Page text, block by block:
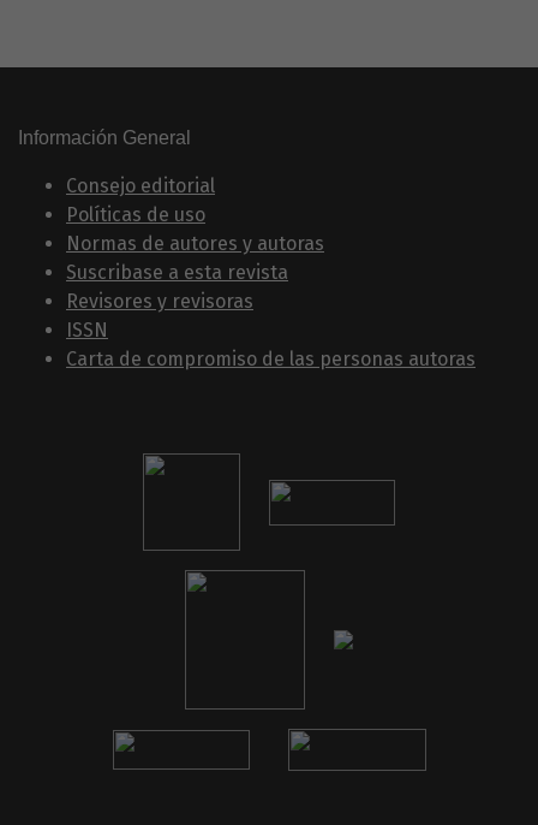
Información General
Consejo editorial
Políticas de uso
Normas de autores y autoras
Suscribase a esta revista
Revisores y revisoras
ISSN
Carta de compromiso de las personas autoras